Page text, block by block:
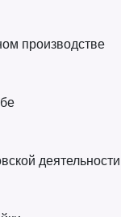
производстве
деятельности